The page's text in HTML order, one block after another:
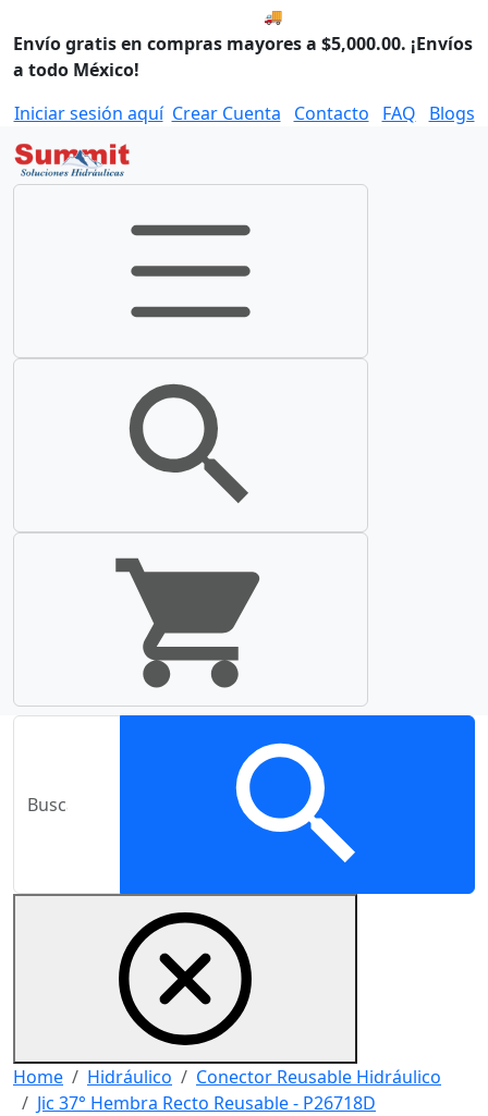
🚚 Envío el Lunes, 10 de
Envío gratis en compras mayores a $5,000.00. ¡Envíos
a todo México!
Iniciar sesión aquí Crear Cuenta Contacto FAQ Blogs
Home Hidráulico
Conector Reusable Hidráulico
Jic 37° Hembra Recto Reusable - P26718D